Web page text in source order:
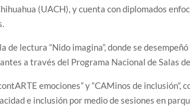
(UACH), y cuenta con diplomados
de lectura “Nido imagina”, donde se
a través del Programa Nacional de Salas
emociones” y “CAMinos de inclusión”,
e inclusión por medio de sesiones en